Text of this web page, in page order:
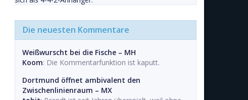
Die neuesten Kommentare
Weißwurscht bei die Fische – MH
Koom: Die Kommentarfunktion ist kaputt.
Dortmund öffnet ambivalent den
Zwischenlinienraum – MX